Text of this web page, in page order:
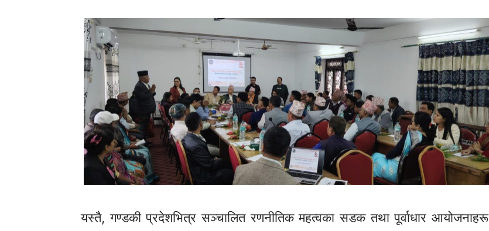
यस्तै, गण्डकी प्रदेशभित्र सञ्चालित रणनीतिक महत्वका सडक तथा पूर्वाधार आयोजनाहरू